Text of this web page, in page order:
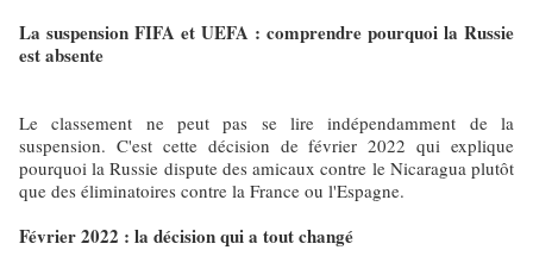
La suspension FIFA et UEFA : comprendre pourquoi la Russie
est absente
Le classement ne peut pas se lire indépendamment de la
suspension. C'est cette décision de février 2022 qui explique
pourquoi la Russie dispute des amicaux contre le Nicaragua plutôt
que des éliminatoires contre la France ou l'Espagne.
Février 2022 : la décision qui a tout changé